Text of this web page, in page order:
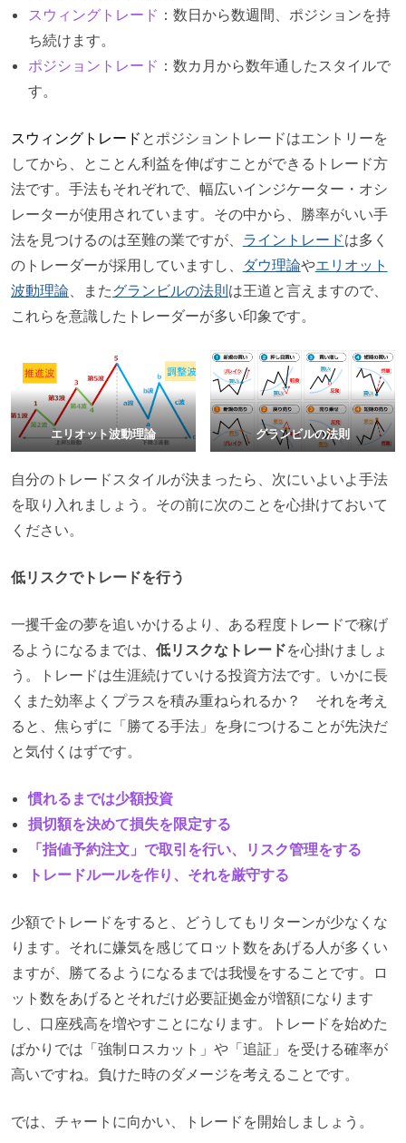
スウィングトレード ：数日から数週間、ポジションを持
ち続けます。
ポジショントレード ：数カ月から数年通したスタイルで
す。
スウィングトレード とポジショントレードはエントリーを
してから、とことん利益を伸ばすことができるトレード方
法です。手法もそれぞれで、幅広いインジケーター・オシ
レーターが使用されています。その中から、勝率がいい手
法を見つけるのは至難の業ですが、 ライントレードは多く
のトレーダーが採用していますし、
ダウ理論やエリオット
波動理論、またグランビルの法則は王道と言えますので、
これらを意識したトレーダーが多い印象です。
エリオット波動理論 グランビルの法則
自分のトレードスタイルが決まったら、次にいよいよ手法
を取り入れましょう。その前に次のことを心掛けておいて
ください。
低リスクでトレードを行う
一攫千金の夢を追いかけるより、ある程度トレードで稼げ
るようになるまでは、 低リスクなトレードを心掛けましょ
う。トレードは生涯続けていける投資方法です。いかに長
くまた効率よくプラスを積み重ねられるか？ それを考え
ると、焦らずに「勝てる手法」を身につけることが先決だ
と気付くはずです。
慣れるまでは少額投資
損切額を決めて損失を限定する
「指値予約注文」で取引を行い、リスク管理をする
トレードルールを作り、それを厳守する
少額でトレードをすると、どうしてもリターンが少なくな
ります。それに嫌気を感じてロット数をあげる人が多くい
ますが、勝てるようになるまでは我慢をすることです。ロ
ット数をあげるとそれだけ必要証拠金が増額になります
し、口座残高を増やすことになります。トレードを始めた
ばかりでは「強制ロスカット」や「追証」を受ける確率が
高いですね。負けた時のダメージを考えることです。
では、チャートに向かい、トレードを開始しましょう。